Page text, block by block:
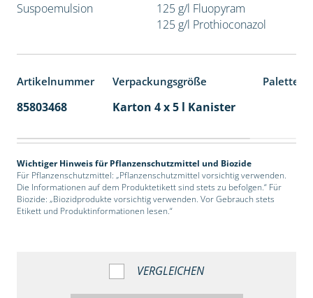
Suspoemulsion
125 g/l Fluopyram
125 g/l Prothioconazol
Artikelnummer Verpackungsgröße
85803468 Karton 4 x 5 l Kanister
Wichtiger Hinweis für Pflanzenschutzmittel und Biozide
Für Pflanzenschutzmittel: „Pflanzenschutzmittel vorsichtig verwenden.
Die Informationen auf dem Produktetikett sind stets zu befolgen.“ Für
Biozide: „Biozidprodukte vorsichtig verwenden. Vor Gebrauch stets
Etikett und Produktinformationen lesen.“
VERGLEICHEN